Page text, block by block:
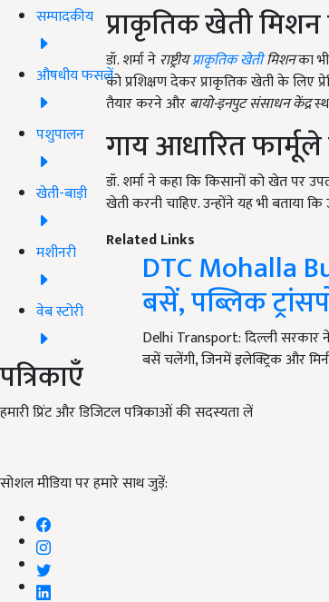
सम्पादकीय
औषधीय फसलें
पशुपालन
खेती-बाड़ी
मशीनरी
वेब स्टोरी
पत्रिकाएँ
हमारी प्रिंट और डिजिटल पत्रिकाओं की सदस्यता लें
सोशल मीडिया पर हमारे साथ जुड़ें:
प्राकृतिक खेती
डॉ. शर्मा ने राष्ट्रीयप्राकृतिक खेतीमिशनका
को प्रशिक्षण देकर प्राकृतिक खेती के लिए
तैयार करने औरबायो-इनपुट संसाधन केंद्र
गाय आधारित
डॉ. शर्मा ने कहा कि किसानों को खेत पर
खेती करनी चाहिए. उन्होंने यह भी बताया
Related Links
DTC Mohalla
बसें, पब्लिक
Delhi Transport: दिल्ली सरकार
बसें चलेंगी, जिनमें इलेक्ट्रिक और